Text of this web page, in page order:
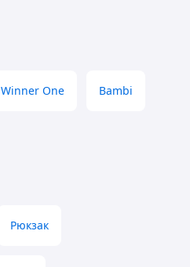
Winner One Bambi
Рюкзак